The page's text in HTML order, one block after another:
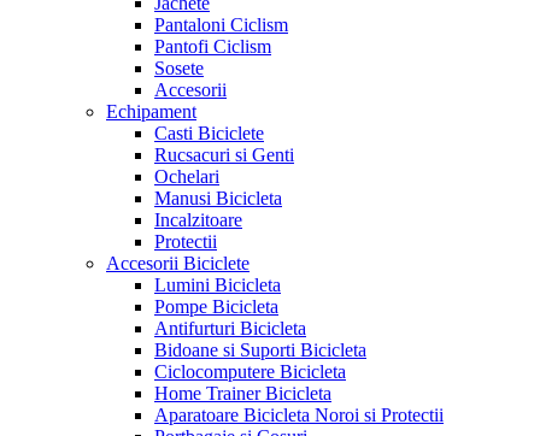
Pantaloni Ciclism
Pantofi Ciclism
Sosete
Accesorii
Echipament
Casti Biciclete
Rucsacuri si Genti
Ochelari
Manusi Bicicleta
Incalzitoare
Protectii
Accesorii Biciclete
Lumini Bicicleta
Pompe Bicicleta
Antifurturi Bicicleta
Bidoane si Suporti Bicicleta
Ciclocomputere Bicicleta
Home Trainer Bicicleta
Aparatoare Bicicleta Noroi si Protectii